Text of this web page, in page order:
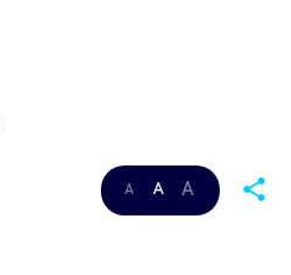
A A A share